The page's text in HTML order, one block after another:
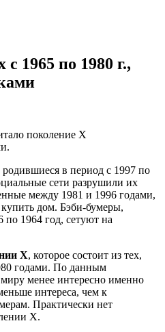
1965 по 1980 г.,
поколение Х
в период с 1997 по
сети разрушили их
между 1981 и 1996 годами,
дом. Бэби-бумеры,
по 1964 год, сетуют на
X, которое состоит из тех,
годами. По данным
менее интересно именно
интереса, чем к
Практически нет
X.